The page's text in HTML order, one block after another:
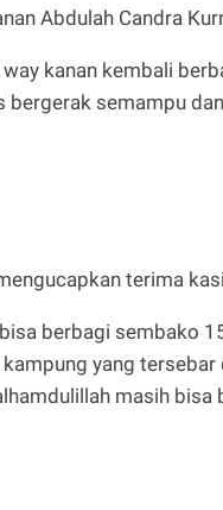
Abdulah Candra
kanan kembali
bergerak semampu
terima
berbagi sembako
yang
masih bisa